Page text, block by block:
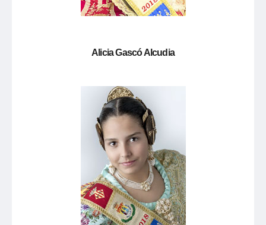
Alicia Gascó Alcudia